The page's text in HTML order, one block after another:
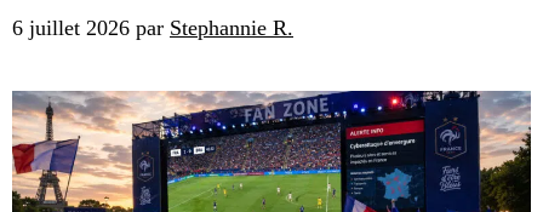
6 juillet 2026 par Stephannie R.